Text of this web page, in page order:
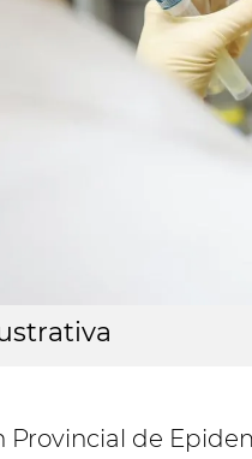
Provincial de